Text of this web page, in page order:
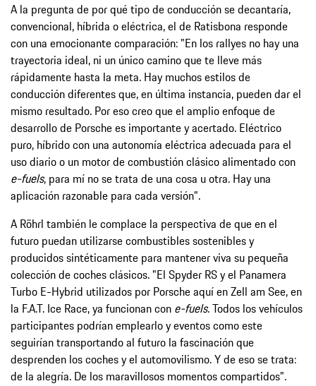
A la pregunta de por qué tipo de conducción se decantaría,
convencional, híbrida o eléctrica, el de Ratisbona responde
con una emocionante comparación: "En los rallyes no hay una
trayectoria ideal, ni un único camino que te lleve más
rápidamente hasta la meta. Hay muchos estilos de
conducción diferentes que, en última instancia, pueden dar el
mismo resultado. Por eso creo que el amplio enfoque de
desarrollo de Porsche es importante y acertado. Eléctrico
puro, híbrido con una autonomía eléctrica adecuada para el
uso diario o un motor de combustión clásico alimentado con
e-fuels, para mí no se trata de una cosa u otra. Hay una
aplicación razonable para cada versión".
A Röhrl también le complace la perspectiva de que en el
futuro puedan utilizarse combustibles sostenibles y
producidos sintéticamente para mantener viva su pequeña
colección de coches clásicos. "El Spyder RS y el Panamera
Turbo E-Hybrid utilizados por Porsche aquí en Zell am See, en
la F.A.T. Ice Race, ya funcionan con e-fuels. Todos los vehículos
participantes podrían emplearlo y eventos como este
seguirían transportando al futuro la fascinación que
desprenden los coches y el automovilismo. Y de eso se trata:
de la alegría. De los maravillosos momentos compartidos".